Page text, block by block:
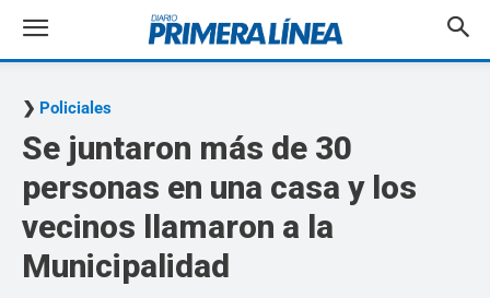
Policiales
Se juntaron más de 30
personas en una casa y los
vecinos llamaron a la
Municipalidad